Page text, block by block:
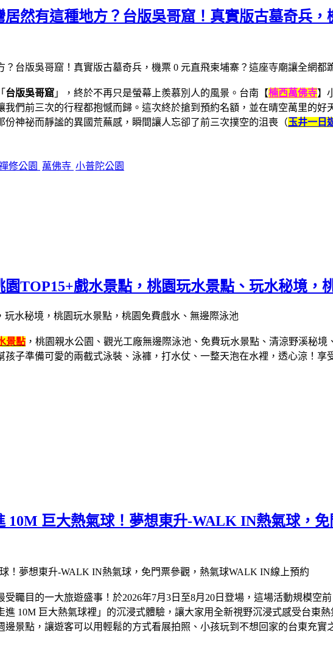
然有這種地方？台版吳哥窟！真實版古墓奇兵
台版吳哥窟 」，終於不再只是螢幕上羨慕別人的風景。台南【楠西萬佛寺】
我們前三次的行程都抱憾而歸。這次終於搶到預約名額，並在晴空萬里的
份神祕而靜謐的異國荒蕪感，瞬間讓人忘卻了前三次撲空的沮喪（玉井一日
修公園 萬佛寺 小普陀公園
園TOP15+戲水景點，桃園玩水景點、玩水秘境，
景點 ， 桃園親水公園、觀光工廠無邊際泳池、免費玩水景點、清涼野溪秘境
孩子準備可愛的兩截式泳裝、泳褲， 打水仗、一整天泡在水裡，透心涼！享
10M 巨大熱氣球！夢想東升-WALK IN熱氣球，
受矚目的一大旅遊盛事！於2026年7月3日至8月20日登場，這場活動規模空
10M 巨大熱氣球裡」的沉浸式體驗，讓大家用全新視野沉浸式感受台東
景點，讓遊客可以用輕鬆的方式看展拍照、小孩玩到不想回家的台東充實